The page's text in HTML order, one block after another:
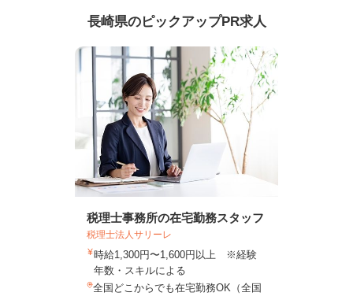
長崎県のピックアップPR求人
税理士事務所の在宅勤務スタッフ
税理士法人サリーレ
時給1,300円〜1,600円以上 ※経験
年数・スキルによる
全国どこからでも在宅勤務OK（全国